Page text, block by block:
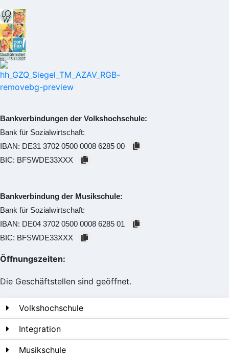
Bankverbindungen der Volkshochschule:
Bank für Sozialwirtschaft:
IBAN: DE31 3702 0500 0008 6285 00
BIC: BFSWDE33XXX
Bankverbindung der Musikschule:
Bank für Sozialwirtschaft:
IBAN: DE04 3702 0500 0008 6285 01
BIC: BFSWDE33XXX
Öffnungszeiten:
Die Geschäftstellen sind geöffnet.
Volkshochschule
Integration
Musikschule